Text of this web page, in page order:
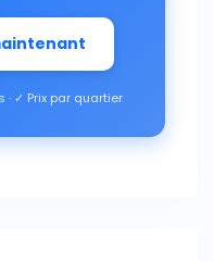
· ✓ Prix par quartier